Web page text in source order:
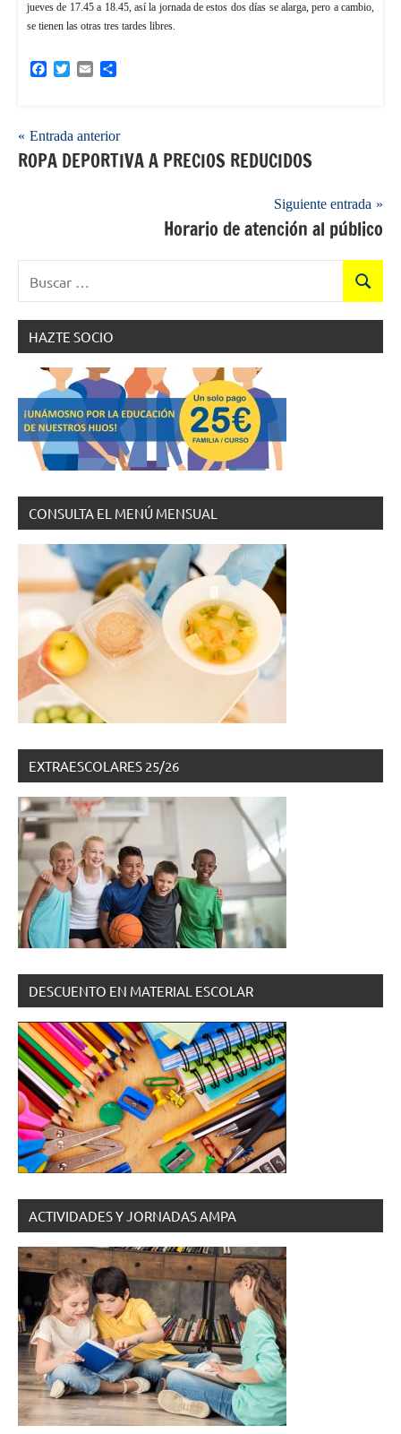
jueves de 17.45 a 18.45, así la jornada de estos dos días se alarga, pero a cambio,
se tienen las otras tres tardes libres.
FacebookTwitterEmail
Navegación
de
Entrada anterior
ROPA DEPORTIVA A PRECIOS REDUCIDOS
Siguiente entrada
Horario de atención al público
Buscar
HAZTE SOCIO
CONSULTA EL MENÚ MENSUAL
EXTRAESCOLARES 25/26
DESCUENTO EN MATERIAL ESCOLAR
ACTIVIDADES Y JORNADAS AMPA